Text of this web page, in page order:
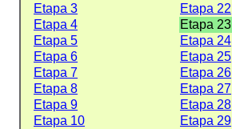
Etapa 3
Etapa 22
Etapa 4
Etapa 23
Etapa 5
Etapa 24
Etapa 6
Etapa 25
Etapa 7
Etapa 26
Etapa 8
Etapa 27
Etapa 9
Etapa 28
Etapa 10
Etapa 29